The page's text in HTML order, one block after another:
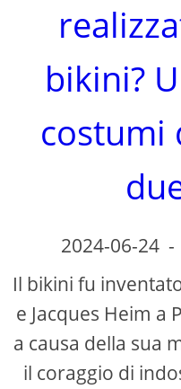
bikini?
costumi
2024-06-24 -
Il bikini fu
e Jacques Heim a
a causa della sua
il coraggio di